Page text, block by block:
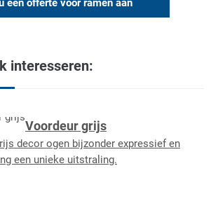
een offerte voor ramen aan
interesseren:
Voordeur grijs
decor ogen bijzonder expressief en
een unieke uitstraling.